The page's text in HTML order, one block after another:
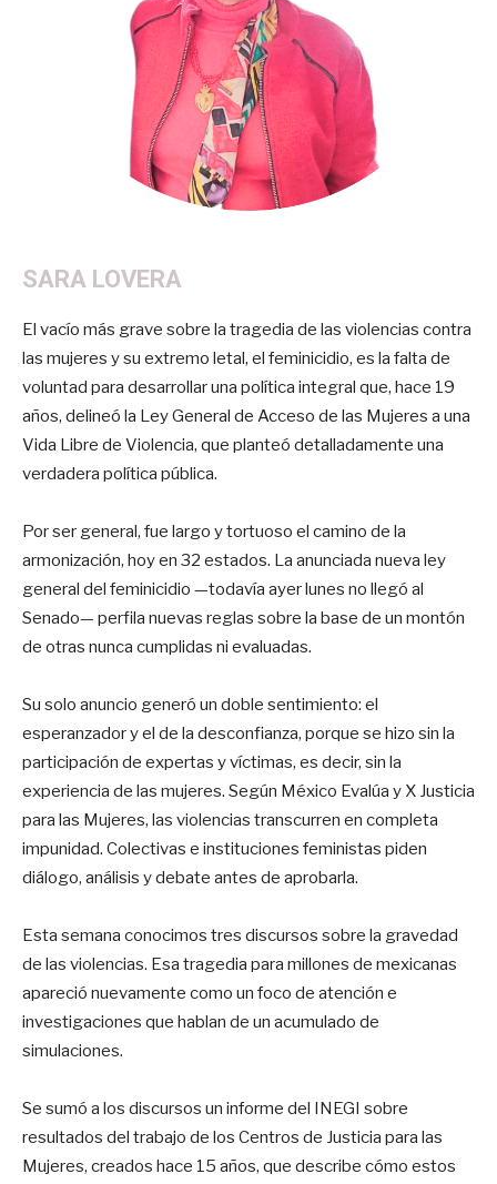
SARA LOVERA
El vacío más grave sobre la tragedia de las violencias contra
las mujeres y su extremo letal, el feminicidio, es la falta de
voluntad para desarrollar una política integral que, hace 19
años, delineó la Ley General de Acceso de las Mujeres a una
Vida Libre de Violencia, que planteó detalladamente una
verdadera política pública.
Por ser general, fue largo y tortuoso el camino de la
armonización, hoy en 32 estados. La anunciada nueva ley
general del feminicidio —todavía ayer lunes no llegó al
Senado— perfila nuevas reglas sobre la base de un montón
de otras nunca cumplidas ni evaluadas.
Su solo anuncio generó un doble sentimiento: el
esperanzador y el de la desconfianza, porque se hizo sin la
participación de expertas y víctimas, es decir, sin la
experiencia de las mujeres. Según México Evalúa y X Justicia
para las Mujeres, las violencias transcurren en completa
impunidad. Colectivas e instituciones feministas piden
diálogo, análisis y debate antes de aprobarla.
Esta semana conocimos tres discursos sobre la gravedad
de las violencias. Esa tragedia para millones de mexicanas
apareció nuevamente como un foco de atención e
investigaciones que hablan de un acumulado de
simulaciones.
Se sumó a los discursos un informe del INEGI sobre
resultados del trabajo de los Centros de Justicia para las
Mujeres, creados hace 15 años, que describe cómo estos